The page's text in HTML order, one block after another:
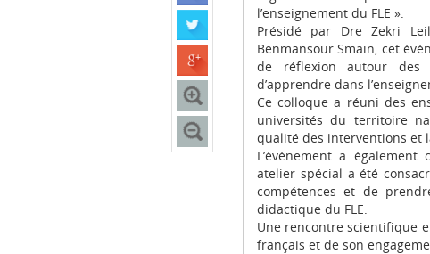
l’enseignement du FLE ».
Présidé par Dre Zekri
Benmansour Smaïn, cet
de réflexion autour des
d’apprendre dans
Ce colloque a réuni des
universités du territoire
qualité des interventions et
L’événement a
atelier spécial a été
compétences et de
didactique du FLE.
Une rencontre scientifique
français et de son